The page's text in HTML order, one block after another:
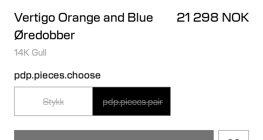
Vertigo Orange and Blue
Øredobber
21 298 NOK
14K Gull
pdp.pieces.choose
Stykk pdp.pieces.pair